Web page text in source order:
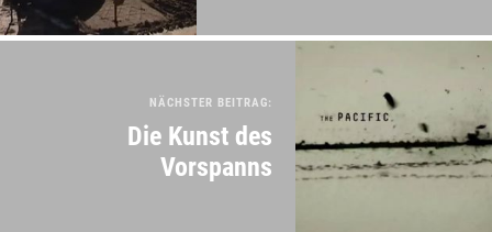
NÄCHSTER BEITRAG:
Die Kunst des
Vorspanns